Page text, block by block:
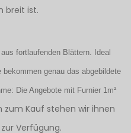
breit ist.
fortlaufenden Blättern. Ideal
genau das abgebildete
Die Angebote mit Furnier 1m²
zum Kauf stehen wir ihnen
Verfügung.